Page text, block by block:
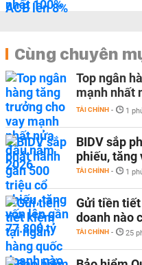
Cùng chuyên
Top ngân
mạnh nhất
TÀI CHÍNH - 1
BIDV sắp
phiếu, tăng
TÀI CHÍNH - 1
Gửi tiền
doanh nào
TÀI CHÍNH - 25